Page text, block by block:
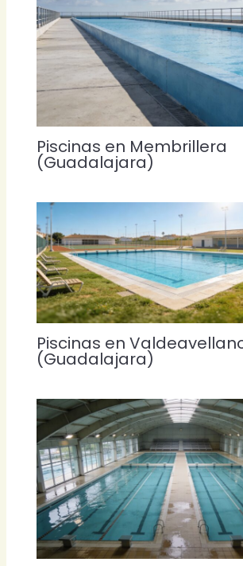
Piscinas en Membrillera
(Guadalajara)
Piscinas en
(Guadalajara)